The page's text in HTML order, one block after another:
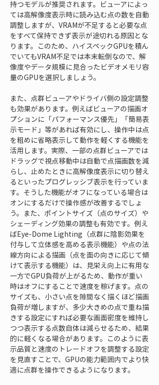
持つモデルが推奨されます。ビューアによっ
ては高解像度表示時に読み込む点の数を自動
調整しますが、VRAMが不足すると必要な点
をすべて保持できず表示が途切れる原因とな
ります。このため、ハイスペックGPUを積ん
でいてもVRAM不足では本末転倒なので、解
像度やデータ規模に見合ったビデオメモリ容
量のGPUを選択しましょう。
また、点群ビューアやドライバ側の設定調整
も効果があります。例えばビューアの描画オ
プションに「パフォーマンス優先」「簡易表
示モード」等があれば有効にし、操作中は点
を粗めに省略表示して動作を軽くする機能を
活用します。実際、一部の点群ビューアでは
ドラッグで視点移動中は自動で点描画数を減
らし、止めたときに高解像度表示に切り替え
るといったプログレッシブ表示を行っていま
す。そうした機能がオフになっている場合は
オンにするだけで操作感が改善するでしょ
う。また、ポイントサイズ（点のサイズ）や
シェーディング効果の調整も有効です。例え
ばEye-Dome Lighting（点群に陰影効果を
付与して立体感を高める表示機能）や点の法
線方向による描画（点を面の向きに応じて傾
けて表示する機能）は、見栄え向上に有用な
一方でGPU負荷が上がるため、動作が重い
時はオフにすることで速度を稼げます。点の
サイズも、小さい点を隙間なく描くほど描画
負荷が増しますが、多少大きめの点で重ね描
きする設定にすれば必要な画面密度を維持し
つつ表示する点数自体は減らせるため、結果
的に軽くなる場合があります。このように表
示品質と速度のトレードオフを調整する設定
を見直すことで、GPUの能力範囲内でより快
適に点群を操作できるようになります。